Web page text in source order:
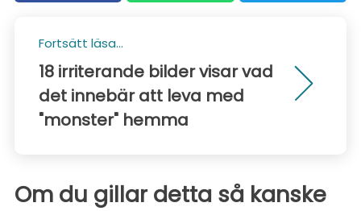
Fortsätt läsa...
18 irriterande bilder visar vad
det innebär att leva med
"monster" hemma
Om du gillar detta så kanske